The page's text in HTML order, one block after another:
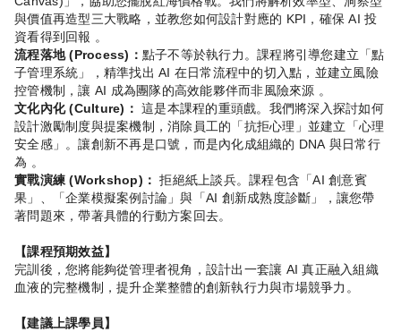
與價值再造型三大戰略，並教您如何設計對應的 KPI ，確保 AI 投
資看得到回報 。
流程落地(Process) ： 點子不等於執行力。課程將引導您建立「點
子管理系統」，精準找出 AI 在日常流程中的切入點，並建立風險
控管機制，讓 AI 成為團隊的高效能夥伴而非風險來源 。
文化內化(Culture) ： 這是本課程的重頭戲。我們將深入探討如何
設計激勵制度與提案機制，消除員工的「抗拒心理」並建立「心理
安全感」。讓創新不再是口號，而是內化成組織的 DNA 與日常行
為 。
實戰演練 (Workshop) ：拒絕紙上談兵。課程包含「AI 創意賓
果」、「企業模擬案例討論」與「AI 創新成熟度診斷」，讓您帶
著問題來，帶著具體的行動方案回去。
【課程預期效益】
完訓後，您將能夠從管理者視角，設計出一套讓 AI真正融入組織
血液的完整機制，提升企業整體的創新執行力與市場競爭力。
【建議上課學員】